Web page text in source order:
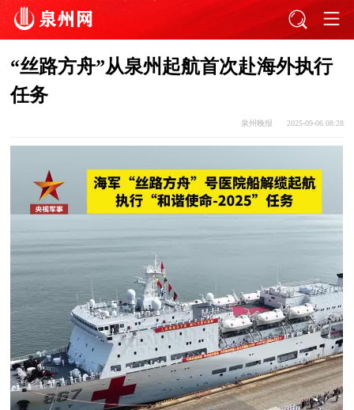
“丝路方舟”从泉州起航首次赴海外执行
任务
泉州晚报 2025-09-06 08:28